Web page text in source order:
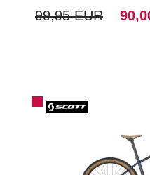
99,95 EUR